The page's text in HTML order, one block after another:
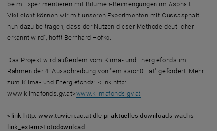
beim Experimentieren mit Bitumen-Beimengungen im Asphalt.
Vielleicht können wir mit unseren Experimenten mit Gussasphalt
nun dazu beitragen, dass der Nutzen dieser Methode deutlicher
erkannt wird“, hofft Bernhard Hofko.
Das Projekt wird außerdem vom Klima- und Energiefonds im
Rahmen der 4. Ausschreibung von "emission0+.at" gefördert. Mehr
zum Klima- und Energiefonds: <link http:
www.klimafonds.gv.at>www.klimafonds.gv.at
<link http: www.tuwien.ac.at dle pr aktuelles downloads wachs
link_extern>Fotodownload